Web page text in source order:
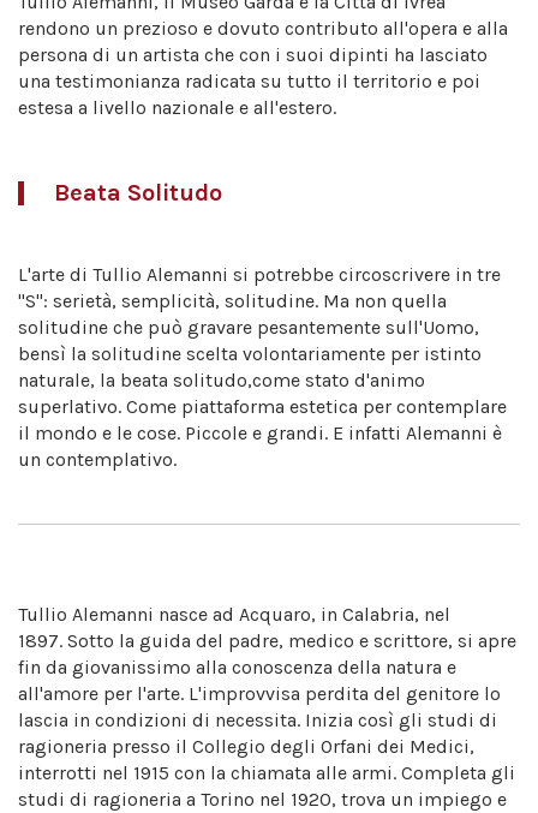
rendono un prezioso e dovuto contributo all'opera e alla
persona di un artista che con i suoi dipinti ha lasciato
una testimonianza radicata su tutto il territorio e poi
estesa a livello nazionale e all'estero.
Beata Solitudo
L'arte di Tullio Alemanni si potrebbe circoscrivere in tre
"S": serietà, semplicità, solitudine. Ma non quella
solitudine che può gravare pesantemente sull'Uomo,
bensì la solitudine scelta volontariamente per istinto
naturale, la beata solitudo,come stato d'animo
superlativo. Come piattaforma estetica per contemplare
il mondo e le cose. Piccole e grandi. E infatti Alemanni è
un contemplativo.
Tullio Alemanni nasce ad Acquaro, in Calabria, nel
1897. Sotto la guida del padre, medico e scrittore, si apre
fin da giovanissimo alla conoscenza della natura e
all'amore per l'arte. L'improvvisa perdita del genitore lo
lascia in condizioni di necessita. Inizia così gli studi di
ragioneria presso il Collegio degli Orfani dei Medici,
interrotti nel 1915 con la chiamata alle armi. Completa gli
studi di ragioneria a Torino nel 1920, trova un impiego e